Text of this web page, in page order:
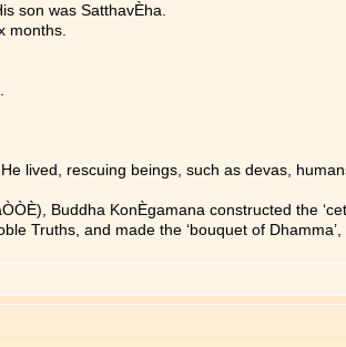
son was SatthavÈha.
months.
lived, rescuing beings, such as devas,
Buddha KonÈgamana constructed the
Truths, and made the ‘bouquet of